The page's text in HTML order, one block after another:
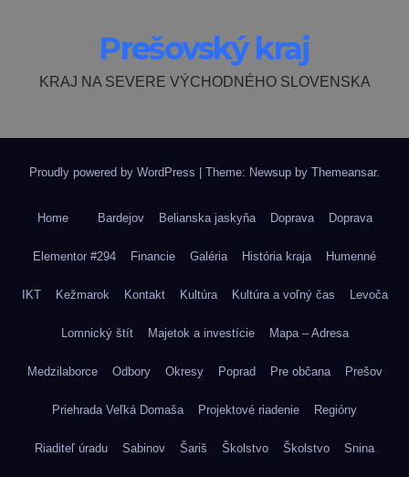
Prešovský kraj
KRAJ NA SEVERE VÝCHODNÉHO SLOVENSKA
Proudly powered by WordPress | Theme: Newsup by Themeansar.
Home Bardejov Belianska jaskyňa Doprava Doprava
Elementor #294 Financie Galéria História kraja Humenné
IKT Kežmarok Kontakt Kultúra Kultúra a voľný čas Levoča
Lomnický štít Majetok a investície Mapa – Adresa
Medzilaborce Odbory Okresy Poprad Pre občana Prešov
Priehrada Veľká Domaša Projektové riadenie Regióny
Riaditeľ úradu Sabinov Šariš Školstvo Školstvo Snina